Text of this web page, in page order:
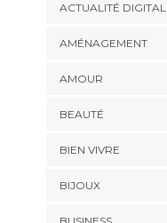
ACTUALITÉ DIGITAL
AMÉNAGEMENT
AMOUR
BEAUTÉ
BIEN VIVRE
BIJOUX